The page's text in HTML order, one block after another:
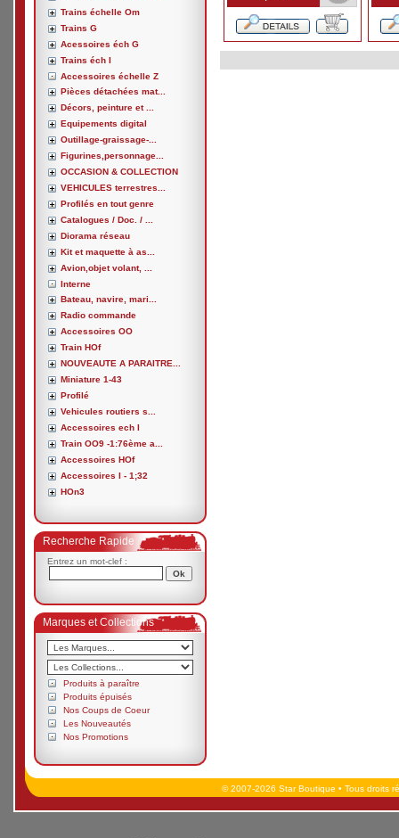
Trains échelle Om
Trains G
Acessoires éch G
Trains éch I
Accessoires échelle Z
Pièces détachées mat...
Décors, peinture et ...
Equipements digital
Outillage-graissage-...
Figurines,personnage...
OCCASION & COLLECTION
VEHICULES terrestres...
Profilés en tout genre
Catalogues / Doc. / ...
Diorama réseau
Kit et maquette à as...
Avion,objet volant, ...
Interne
Bateau, navire, mari...
Radio commande
Accessoires OO
Train HOf
NOUVEAUTE A PARAITRE...
Miniature 1-43
Profilé
Vehicules routiers s...
Accessoires ech I
Train OO9 -1:76ème a...
Accessoires HOf
Accessoires I - 1;32
HOn3
Recherche Rapide
Entrez un mot-clef :
Marques et Collections
Produits à paraître
Produits épuisés
Nos Coups de Coeur
Les Nouveautés
Nos Promotions
© 2007-2026 Star Boutique • Tous droits